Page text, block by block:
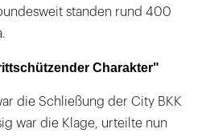
standen rund 400
Charakter"
die Schließung der City BKK
war die Klage, urteilte nun